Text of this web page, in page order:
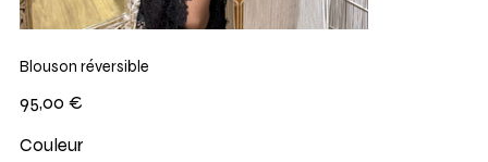
Blouson réversible
95,00 €
Couleur